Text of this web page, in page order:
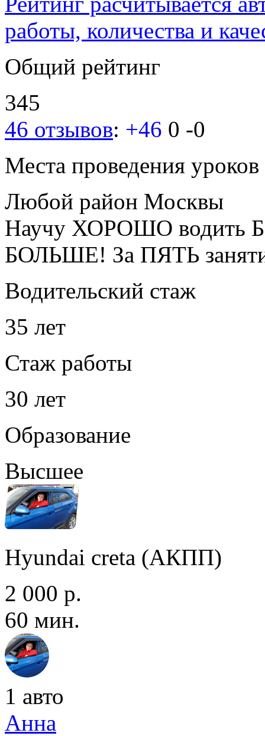
работы, количества и
Общий рейтинг
345
46 отзывов: +46 0 -0
Места проведения уроков
Любой район Москвы
Научу ХОРОШО водить
БОЛЬШЕ! За ПЯТЬ
Водительский стаж
35 лет
Стаж работы
30 лет
Образование
Высшее
Hyundai creta (АКПП)
2 000 р.
60 мин.
1 авто
Анна